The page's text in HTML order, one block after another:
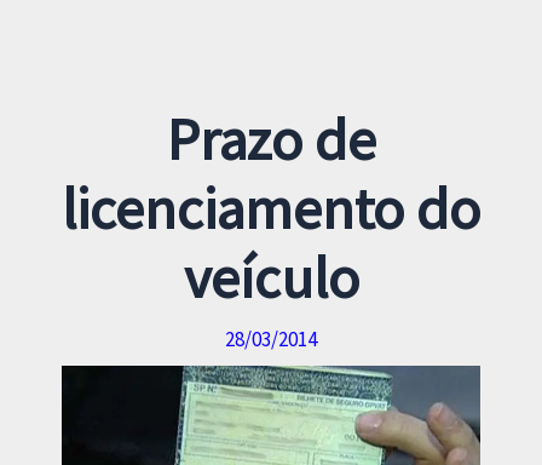
Prazo de
licenciamento do
veículo
28/03/2014